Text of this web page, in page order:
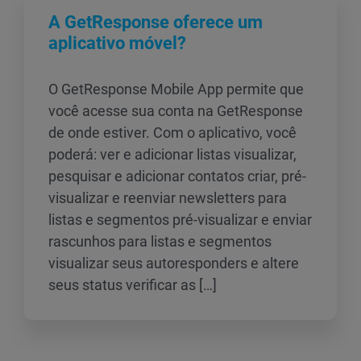
A GetResponse oferece um
aplicativo móvel?
O GetResponse Mobile App permite que
você acesse sua conta na GetResponse
de onde estiver. Com o aplicativo, você
poderá: ver e adicionar listas visualizar,
pesquisar e adicionar contatos criar, pré-
visualizar e reenviar newsletters para
listas e segmentos pré-visualizar e enviar
rascunhos para listas e segmentos
visualizar seus autoresponders e altere
seus status verificar as […]